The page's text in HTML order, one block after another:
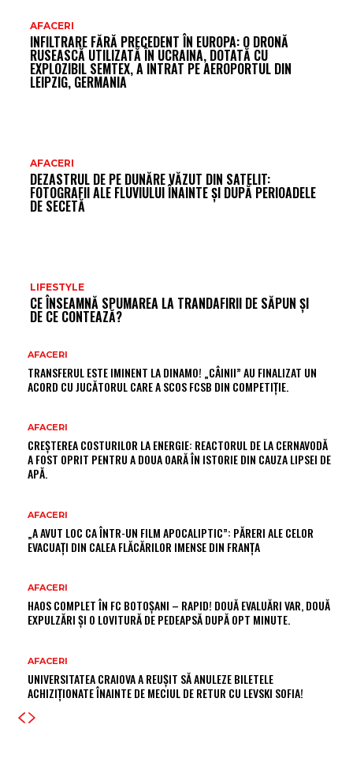
AFACERI
INFILTRARE FĂRĂ PRECEDENT ÎN EUROPA: O DRONĂ
RUSEASCĂ UTILIZATĂ ÎN UCRAINA, DOTATĂ CU
EXPLOZIBIL SEMTEX, A INTRAT PE AEROPORTUL DIN
LEIPZIG, GERMANIA
AFACERI
DEZASTRUL DE PE DUNĂRE VĂZUT DIN SATELIT:
FOTOGRAFII ALE FLUVIULUI ÎNAINTE ȘI DUPĂ PERIOADELE
DE SECETĂ
LIFESTYLE
CE ÎNSEAMNĂ SPUMAREA LA TRANDAFIRII DE SĂPUN ȘI
DE CE CONTEAZĂ?
AFACERI
TRANSFERUL ESTE IMINENT LA DINAMO! „CÂINII” AU FINALIZAT UN
ACORD CU JUCĂTORUL CARE A SCOS FCSB DIN COMPETIȚIE.
AFACERI
CREȘTEREA COSTURILOR LA ENERGIE: REACTORUL DE LA CERNAVODĂ
A FOST OPRIT PENTRU A DOUA OARĂ ÎN ISTORIE DIN CAUZA LIPSEI DE
APĂ.
AFACERI
„A AVUT LOC CA ÎNTR-UN FILM APOCALIPTIC”: PĂRERI ALE CELOR
EVACUAȚI DIN CALEA FLĂCĂRILOR IMENSE DIN FRANȚA
AFACERI
HAOS COMPLET ÎN FC BOTOȘANI – RAPID! DOUĂ EVALUĂRI VAR, DOUĂ
EXPULZĂRI ȘI O LOVITURĂ DE PEDEAPSĂ DUPĂ OPT MINUTE.
AFACERI
UNIVERSITATEA CRAIOVA A REUȘIT SĂ ANULEZE BILETELE
ACHIZIȚIONATE ÎNAINTE DE MECIUL DE RETUR CU LEVSKI SOFIA!